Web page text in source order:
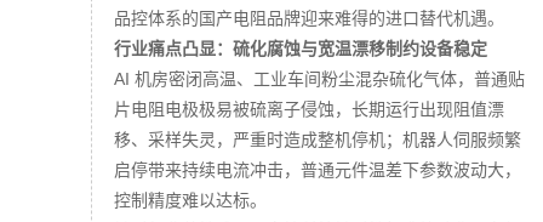
品控体系的国产电阻品牌迎来难得的进口替代机遇。
行业痛点凸显：硫化腐蚀与宽温漂移制约设备稳定
AI 机房密闭高温、工业车间粉尘混杂硫化气体，普通贴
片电阻电极极易被硫离子侵蚀，长期运行出现阻值漂
移、采样失灵，严重时造成整机停机；机器人伺服频繁
启停带来持续电流冲击，普通元件温差下参数波动大，
控制精度难以达标。